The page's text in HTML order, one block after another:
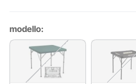
modello: